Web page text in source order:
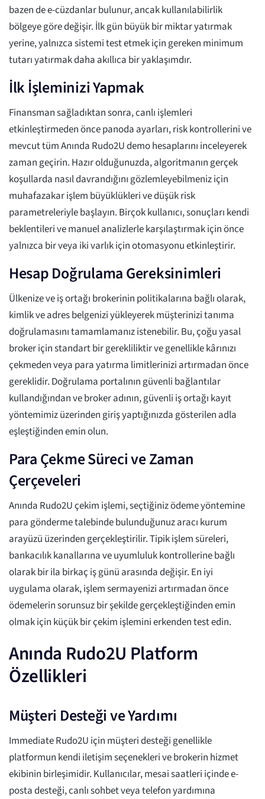
bazen de e-cüzdanlar bulunur, ancak kullanılabilirlik
bölgeye göre değişir. İlk gün büyük bir miktar yatırmak
yerine, yalnızca sistemi test etmek için gereken minimum
tutarı yatırmak daha akıllıca bir yaklaşımdır.
İlk İşleminizi Yapmak
Finansman sağladıktan sonra, canlı işlemleri
etkinleştirmeden önce panoda ayarları, risk kontrollerini ve
mevcut tüm Anında Rudo2U demo hesaplarını inceleyerek
zaman geçirin. Hazır olduğunuzda, algoritmanın gerçek
koşullarda nasıl davrandığını gözlemleyebilmeniz için
muhafazakar işlem büyüklükleri ve düşük risk
parametreleriyle başlayın. Birçok kullanıcı, sonuçları kendi
beklentileri ve manuel analizlerle karşılaştırmak için önce
yalnızca bir veya iki varlık için otomasyonu etkinleştirir.
Hesap Doğrulama Gereksinimleri
Ülkenize ve iş ortağı brokerinin politikalarına bağlı olarak,
kimlik ve adres belgenizi yükleyerek müşterinizi tanıma
doğrulamasını tamamlamanız istenebilir. Bu, çoğu yasal
broker için standart bir gerekliliktir ve genellikle kârınızı
çekmeden veya para yatırma limitlerinizi artırmadan önce
gereklidir. Doğrulama portalının güvenli bağlantılar
kullandığından ve broker adının, güvenli iş ortağı kayıt
yöntemimiz üzerinden giriş yaptığınızda gösterilen adla
eşleştiğinden emin olun.
Para Çekme Süreci ve Zaman
Çerçeveleri
Anında Rudo2U çekim işlemi, seçtiğiniz ödeme yöntemine
para gönderme talebinde bulunduğunuz aracı kurum
arayüzü üzerinden gerçekleştirilir. Tipik işlem süreleri,
bankacılık kanallarına ve uyumluluk kontrollerine bağlı
olarak bir ila birkaç iş günü arasında değişir. En iyi
uygulama olarak, işlem sermayenizi artırmadan önce
ödemelerin sorunsuz bir şekilde gerçekleştiğinden emin
olmak için küçük bir çekim işlemini erkenden test edin.
Anında Rudo2U Platform
Özellikleri
Müşteri Desteği ve Yardımı
Immediate Rudo2U için müşteri desteği genellikle
platformun kendi iletişim seçenekleri ve brokerin hizmet
ekibinin birleşimidir. Kullanıcılar, mesai saatleri içinde e-
posta desteği, canlı sohbet veya telefon yardımına